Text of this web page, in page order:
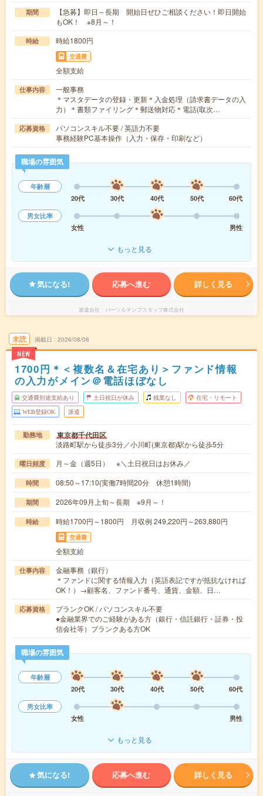
期間
【急募】即日～長期 開始日ぜひご相談ください！即日開始
もOK！ ※8月～！
時給 時給1800円
交通費
全額支給
仕事内容
一般事務
＊マスタデータの登録・更新＊入金処理（請求書データの入
力）＊書類ファイリング＊郵送物対応＊電話(取次…
応募資格
パソコンスキル不要 / 英語力不要
事務経験PC基本操作（入力・保存・印刷など）
職場の雰囲気
年齢層
20代
30代 40代 50代
60代
男女比率
女性
男性
もっと見る
気になる! 応募へ進む 詳しく見る
派遣会社 パーソルテンプスタッフ株式会社
未読
NEW
掲載日 2026/08/08
1700円＊＜複数名＆在宅あり＞ファンド情報
の入力がメイン＠電話ほぼなし
交通費別途支給あり 土日祝日が休み 残業なし 在宅・リモート
WEB登録OK 派遣
勤務地 東京都千代田区
淡路町駅から徒歩3分／小川町(東京都)駅から徒歩5分
曜日頻度 月～金（週5日） ※＼土日祝日はお休み／
時間 08:50～17:10(実働7時間20分 休憩1時間)
期間 2026年09月上旬～長期 ※9月～！
時給 時給1700円～1800円 月収例 249,220円～263,880円
交通費
全額支給
仕事内容
金融事務（銀行）
＊ファンドに関する情報入力（英語表記ですが抵抗なければ
OK！）→顧客名、ファンド番号、通貨、金額、日…
応募資格
ブランクOK / パソコンスキル不要
●金融業界でのご経験がある方（銀行・信託銀行・証券・投
信会社等）ブランクある方OK
職場の雰囲気
年齢層
20代
30代 40代 50代
60代
男女比率
女性
男性
もっと見る
気になる! 応募へ進む 詳しく見る